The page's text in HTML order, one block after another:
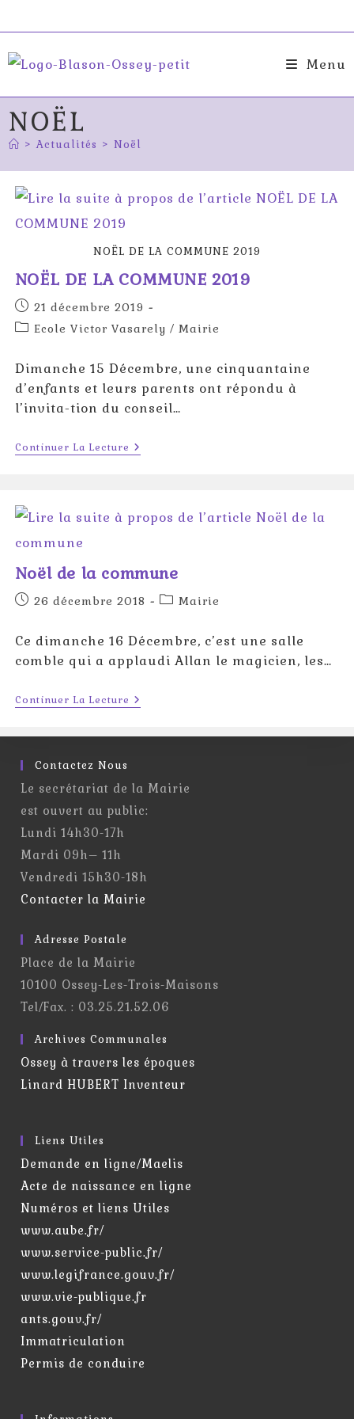
to
content
Menu
NOËL
> Actualités > Noël
NOËL DE LA COMMUNE 2019
NOËL DE LA COMMUNE 2019
Publication
publiée :
21 décembre 2019
PostEcole Victor Vasarely / Mairie
Dimanche 15 Décembre, une cinquantaine
d’enfants et leurs parents ont répondu à
l’invita-tion du conseil…
Continuer La Lecture NOËL
DE
Noël de la commune
Publication
26 décembre 2018
PostMairie
Ce dimanche 16 Décembre, c’est une salle
comble qui a applaudi Allan le magicien, les…
Continuer La Lecture Noël
De
Commune
Contactez Nous
Le secrétariat de la Mairie
est ouvert au public:
Lundi 14h30-17h
Mardi 09h– 11h
Vendredi 15h30-18h
Contacter la Mairie
Adresse Postale
Place de la Mairie
10100 Ossey-Les-Trois-Maisons
Tel/Fax. : 03.25.21.52.06
Archives Communales
Ossey à travers les époques
Linard HUBERT Inventeur
Liens Utiles
Demande en ligne/Maelis
Acte de naissance en ligne
Numéros et liens Utiles
www.aube.fr/
www.service-public.fr/
www.legifrance.gouv.fr/
www.vie-publique.fr
ants.gouv.fr/
Immatriculation
Permis de conduire